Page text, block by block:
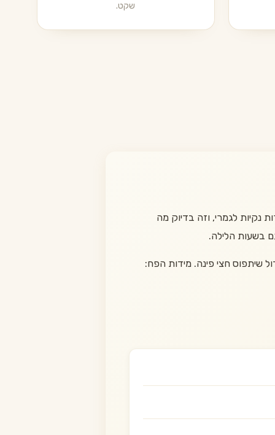
שקט.
נקיות לגמרי, וזה בדיוק מה
בשעות הלילה.
ולא כל כך גדול שיתפוס חצי פינה. מידות הפח: